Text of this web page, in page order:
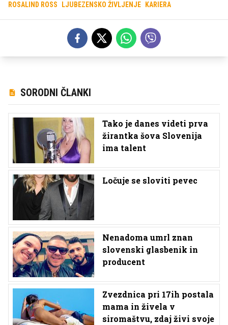
ROSALIND ROSS LJUBEZENSKO ŽIVLJENJE KARIERA
SORODNI ČLANKI
Tako je danes videti prva
žirantka šova Slovenija
ima talent
Ločuje se sloviti pevec
Nenadoma umrl znan
slovenski glasbenik in
producent
Zvezdnica pri 17ih postala
mama in živela v
siromaštvu, zdaj živi svoje